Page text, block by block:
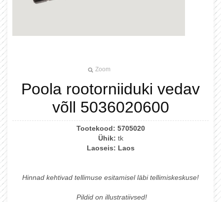
Zoom
Poola rootorniiduki vedav
võll 5036020600
Tootekood: 5705020
Ühik: tk
Laoseis: Laos
Hinnad kehtivad tellimuse esitamisel läbi tellimiskeskuse!
Pildid on illustratiivsed!